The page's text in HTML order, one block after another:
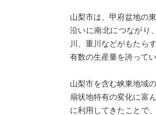
山梨市は、甲府盆地の
沿いに南北につながり
川、重川などがもたら
有数の生産量を誇ってい
山梨市を含む峡東地域
扇状地特有の変化に富
に利用してきたことで